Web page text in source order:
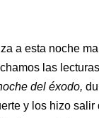
a esta noche
las
del éxodo,
y los hizo